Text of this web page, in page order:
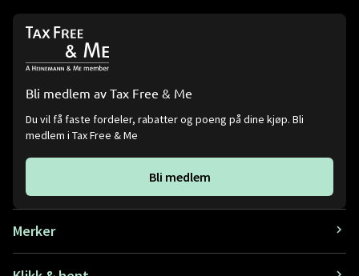
Bli medlem av Tax Free & Me
Du vil få faste fordeler, rabatter og poeng på dine kjøp. Bli
medlem i Tax Free & Me
Bli medlem
Merker